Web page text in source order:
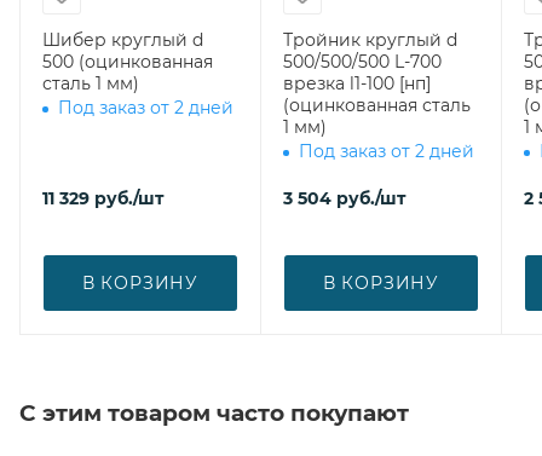
Шибер круглый d
500 (оцинкованная
сталь 1 мм)
Под заказ от 2 дней
11 329 руб./шт
В КОРЗИНУ
Тройник круглый d
500/500/500 L-700
врезка l1-100 [нп]
(оцинкованная сталь
1 мм)
Под заказ от 2 дней
3 504 руб./шт
В КОРЗИНУ
1
2
С этим товаром часто покупают